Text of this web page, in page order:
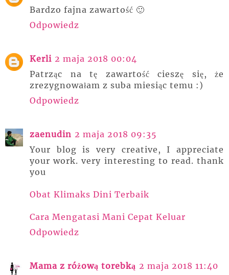
Bardzo fajna zawartość 🙂
Odpowiedz
Kerli 2 maja 2018 00:04
Patrząc na tę zawartość cieszę się, że
zrezygnowałam z suba miesiąc temu :)
Odpowiedz
zaenudin 2 maja 2018 09:35
Your blog is very creative, I appreciate
your work. very interesting to read. thank
you
Obat Klimaks Dini Terbaik
Cara Mengatasi Mani Cepat Keluar
Odpowiedz
Mama z różową torebką 2 maja 2018 11:40